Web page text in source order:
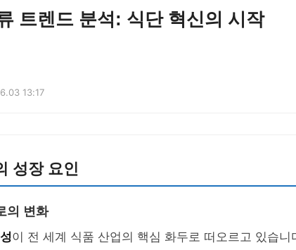
트렌드 분석: 식단 혁신의 시작
13:17
성장 요인
의 변화
이 전 세계 식품 산업의 핵심 화두로 떠오르고 있습니